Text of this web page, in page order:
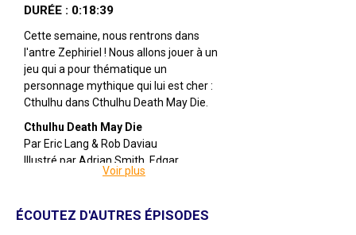
DURÉE : 0:18:39
Cette semaine, nous rentrons dans
l'antre Zephiriel ! Nous allons jouer à un
jeu qui a pour thématique un
personnage mythique qui lui est cher :
Cthulhu dans Cthulhu Death May Die.
Cthulhu Death May Die
Par Eric Lang & Rob Daviau
Illustré par Adrian Smith, Edgar
Skomorowski & Karl Kopinski
Guillotine Games
Voir plus
ÉCOUTEZ D'AUTRES ÉPISODES